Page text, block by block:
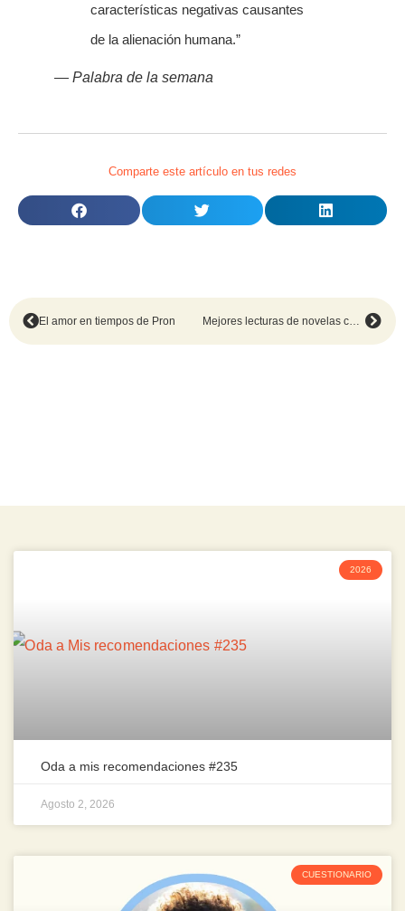
características negativas causantes
de la alienación humana.”
— Palabra de la semana
Comparte este artículo en tus redes
El amor en tiempos de Pron Mejores lecturas de novelas contemporáneas hasta julio 2019
2026
Oda a mis recomendaciones #235
Agosto 2, 2026
CUESTIONARIO